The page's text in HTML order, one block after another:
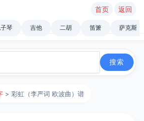
首页 返回
琴 吉他 二胡 笛箫 萨克斯
> 彩虹（李严词 欧波曲）谱